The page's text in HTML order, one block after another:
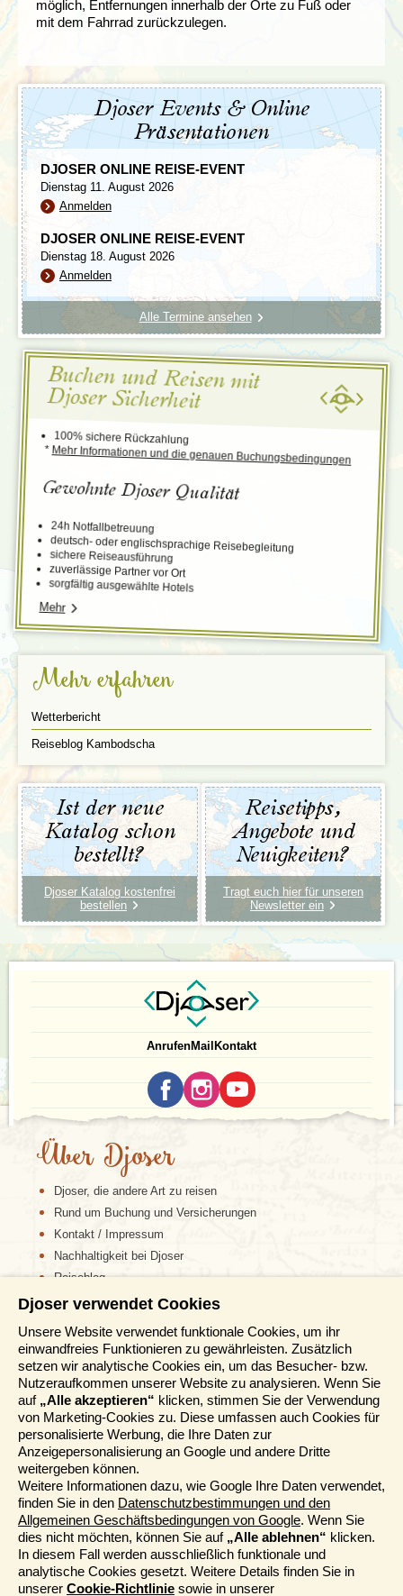
möglich, Entfernungen innerhalb der Orte zu Fuß oder
mit dem Fahrrad zurückzulegen.
Djoser Events & Online
Präsentationen
DJOSER ONLINE REISE-EVENT
Dienstag 11. August 2026
Anmelden
DJOSER ONLINE REISE-EVENT
Dienstag 18. August 2026
Anmelden
Alle Termine ansehen
Buchen und Reisen mit
Djoser Sicherheit
100% sichere Rückzahlung
*Mehr Informationen und die genauen Buchungsbedingungen
Gewohnte Djoser Qualität
24h Notfallbetreuung
deutsch- oder englischsprachige Reisebegleitung
sichere Reiseausführung
zuverlässige Partner vor Ort
sorgfältig ausgewählte Hotels
Mehr
Mehr erfahren
Wetterbericht
Reiseblog Kambodscha
Ist der neue
Katalog schon
bestellt?
Djoser Katalog kostenfrei
bestellen
Reisetipps,
Angebote und
Neuigkeiten?
Tragt euch hier für unseren
Newsletter ein
AnrufenMailKontakt
Über Djoser
Djoser, die andere Art zu reisen
Rund um Buchung und Versicherungen
Kontakt / Impressum
Nachhaltigkeit bei Djoser
Reiseblog
Informationen
Reisemessen
Häufig gestellte Fragen
AGB
Formblatt
Datenschutz
Informationstage
Unser Belgischer Partner
Unser Niederländischer Partner
Sitemap
Cookie-Richtlinie
Djoser verwendet Cookies
Unsere Website verwendet funktionale Cookies, um ihr
einwandfreies Funktionieren zu gewährleisten. Zusätzlich
setzen wir analytische Cookies ein, um das Besucher- bzw.
Nutzeraufkommen unserer Website zu analysieren. Wenn Sie
auf „Alle akzeptieren“ klicken, stimmen Sie der Verwendung
von Marketing-Cookies zu. Diese umfassen auch Cookies für
personalisierte Werbung, die Ihre Daten zur
Anzeigepersonalisierung an Google und andere Dritte
weitergeben können.
Weitere Informationen dazu, wie Google Ihre Daten verwendet,
finden Sie in den Datenschutzbestimmungen und den
Allgemeinen Geschäftsbedingungen von Google. Wenn Sie
dies nicht möchten, können Sie auf „Alle ablehnen“ klicken.
In diesem Fall werden ausschließlich funktionale und
analytische Cookies gesetzt. Weitere Details finden Sie in
unserer Cookie-Richtlinie sowie in unserer